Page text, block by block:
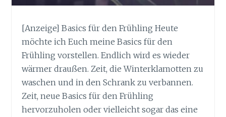
[Anzeige] Basics für den Frühling Heute
möchte ich Euch meine Basics für den
Frühling vorstellen. Endlich wird es wieder
wärmer draußen. Zeit, die Winterklamotten zu
waschen und in den Schrank zu verbannen.
Zeit, neue Basics für den Frühling
hervorzuholen oder vielleicht sogar das eine